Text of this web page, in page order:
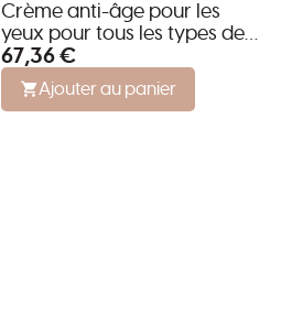
Crème anti-âge pour les
yeux pour tous les types de
peau - High Excellence
67,36 €
Ajouter au panier